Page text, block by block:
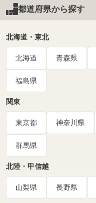
都道府県から探す
北海道・東北
北海道 青森県
福島県
関東
東京都 神奈川県
群馬県
北陸・甲信越
山梨県 長野県